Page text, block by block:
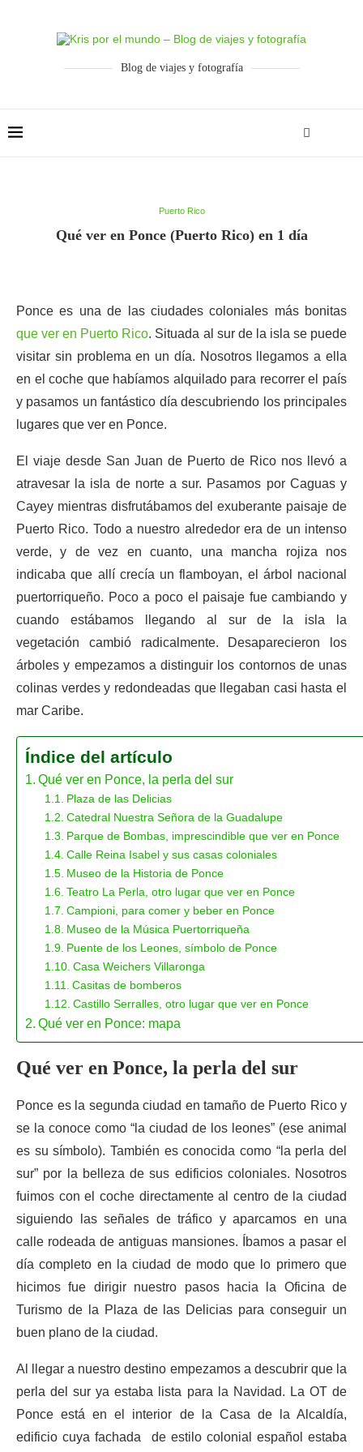
Blog de viajes y fotografía
Puerto Rico
Qué ver en Ponce (Puerto Rico) en 1 día
Ponce es una de las ciudades coloniales más bonitas
que ver en Puerto Rico. Situada al sur de la isla se puede
visitar sin problema en un día. Nosotros llegamos a ella
en el coche que habíamos alquilado para recorrer el país
y pasamos un fantástico día descubriendo los principales
lugares que ver en Ponce.
El viaje desde San Juan de Puerto de Rico nos llevó a
atravesar la isla de norte a sur. Pasamos por Caguas y
Cayey mientras disfrutábamos del exuberante paisaje de
Puerto Rico. Todo a nuestro alrededor era de un intenso
verde, y de vez en cuanto, una mancha rojiza nos
indicaba que allí crecía un flamboyan, el árbol nacional
puertorriqueño. Poco a poco el paisaje fue cambiando y
cuando estábamos llegando al sur de la isla la
vegetación cambió radicalmente. Desaparecieron los
árboles y empezamos a distinguir los contornos de unas
colinas verdes y redondeadas que llegaban casi hasta el
mar Caribe.
Índice del artículo
Qué ver en Ponce, la perla del sur
Plaza de las Delicias
Catedral Nuestra Señora de la Guadalupe
Parque de Bombas, imprescindible que ver en Ponce
Calle Reina Isabel y sus casas coloniales
Museo de la Historia de Ponce
Teatro La Perla, otro lugar que ver en Ponce
Campioni, para comer y beber en Ponce
Museo de la Música Puertorriqueña
Puente de los Leones, símbolo de Ponce
Casa Weichers Villaronga
Casitas de bomberos
Castillo Serralles, otro lugar que ver en Ponce
Qué ver en Ponce: mapa
Qué ver en Ponce, la perla del sur
Ponce es la segunda ciudad en tamaño de Puerto Rico y
se la conoce como “la ciudad de los leones” (ese animal
es su símbolo). También es conocida como “la perla del
sur” por la belleza de sus edificios coloniales. Nosotros
fuimos con el coche directamente al centro de la ciudad
siguiendo las señales de tráfico y aparcamos en una
calle rodeada de antiguas mansiones. Íbamos a pasar el
día completo en la ciudad de modo que lo primero que
hicimos fue dirigir nuestro pasos hacia la Oficina de
Turismo de la Plaza de las Delicias para conseguir un
buen plano de la ciudad.
Al llegar a nuestro destino empezamos a descubrir que la
perla del sur ya estaba lista para la Navidad. La OT de
Ponce está en el interior de la Casa de la Alcaldía,
edificio cuya fachada de estilo colonial español estaba